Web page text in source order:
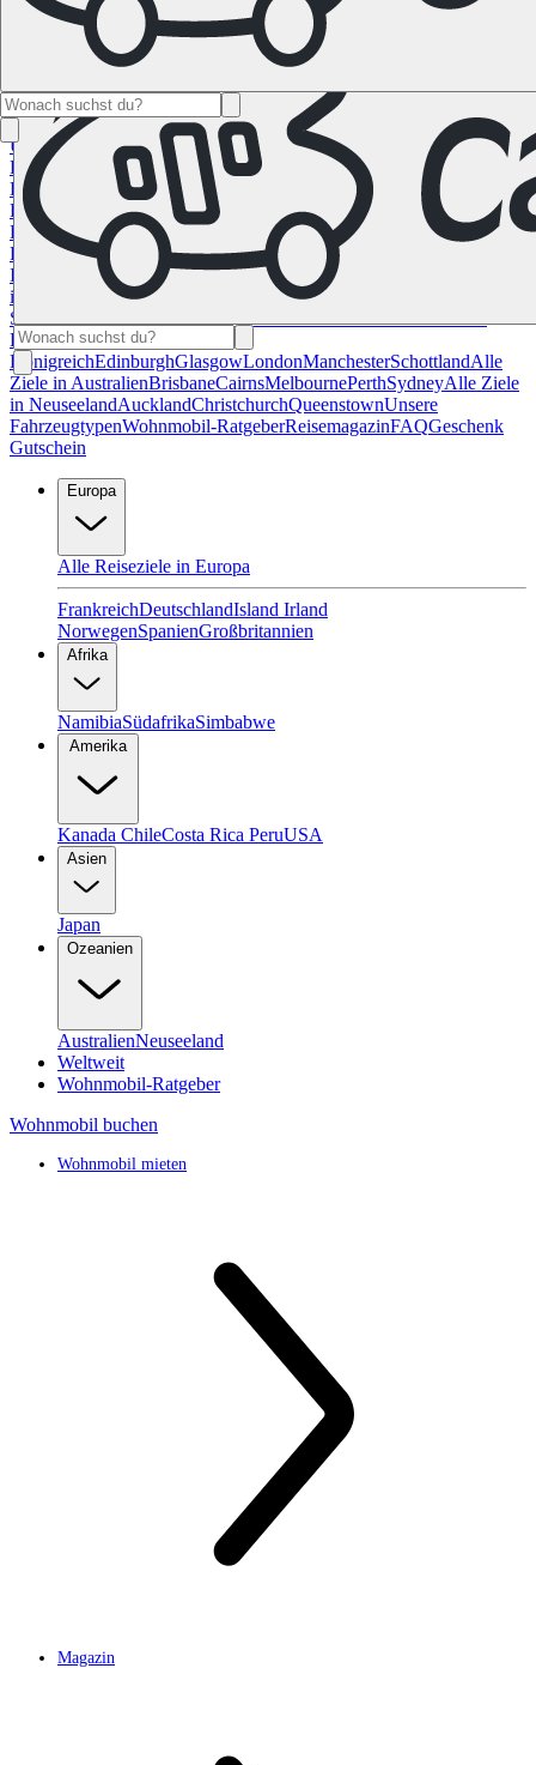
NamibiaSüdafrika
Alle Ziele in
KanadaCalgaryHalifaxMontrealTorontoVancouver
Alle Ziele in den
USALas VegasLos Angeles Miami New YorkSan
Francisco
Chile Costa Rica Alle Reiseziele in
Deutschland
Berlin Hamburg Leipzig München Stuttgart
Reiseziele in
Frankreich
KorsikaLyonMarseilles NizzaParis Toulouse
Alle
Reiseziele in
Italien
CagliariFlorenzMailandRom Sardinien
in Norwegen Bergen
Alle Reiseziele in
Spanien
Reiseziele im Vereinigtem
KönigreichEdinburghGlasgowLondonManchesterSchottlandAlle
Ziele in AustralienBrisbaneCairnsMelbournePerthSydneyAlle Ziele
in NeuseelandAucklandChristchurchQueenstownUnsere
FahrzeugtypenWohnmobil-RatgeberReisemagazinFAQGeschenk
Gutschein
Europa
Alle Reiseziele in Europa
FrankreichDeutschlandIsland Irland
NorwegenSpanienGroßbritannien
Afrika
NamibiaSüdafrikaSimbabwe
Amerika
Kanada ChileCosta Rica PeruUSA
Asien
Japan
Ozeanien
AustralienNeuseeland
Weltweit
Wohnmobil-Ratgeber
Wohnmobil buchen
Wohnmobil mieten
Magazin